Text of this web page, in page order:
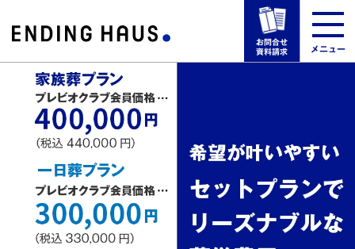
お問合せ
資料請求
メニュー
選ばれる理由
葬儀場一覧
葬儀プラン・料金
葬儀の事例・お客様の声